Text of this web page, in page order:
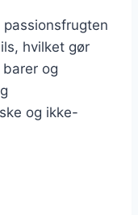
hvilket gør
og
og ikke-